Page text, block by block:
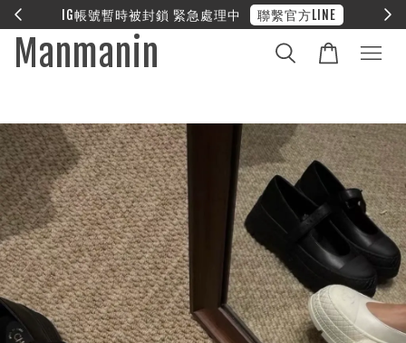
❤︎ 全館滿兩萬享免運
Manmanin